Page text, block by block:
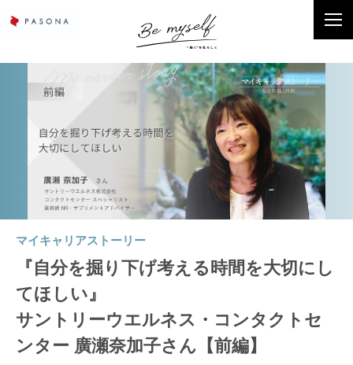
マイキャリアストーリー
『自分を掘り下げ考える時間を大切にし
てほしい』
サントリーウエルネス・コンタクトセ
ンター 廣瀬奈加子さん【前編】